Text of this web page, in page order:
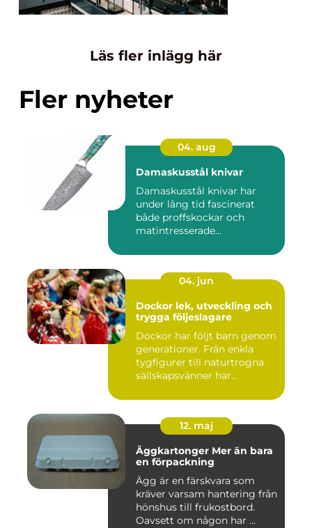
Läs fler inlägg här
Fler nyheter
04. aug
Damaskusstål knivar
Damaskusstål knivar har
under lång tid fascinerat
både proffskockar och
matintresserade
04. jun
Dockor lek, utveckling och
trygga följeslagare
Dockor har följt barn genom
generationer. Från enkla
tygfigurer till naturtrogna
sällskapsvänner har...
12. maj
Äggkartonger Mer än bara
en förpackning
Ägg är en färskvara som
kräver varsam hantering från
hönshus till frukostbord.
Oavsett om någon har ...